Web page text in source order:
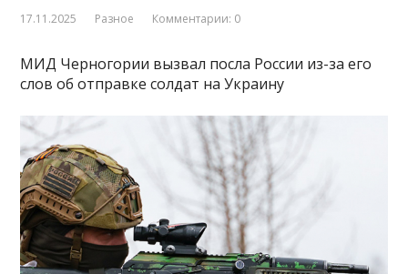
17.11.2025 Разное Комментарии: 0
МИД Черногории вызвал посла России из-за его
слов об отправке солдат на Украину